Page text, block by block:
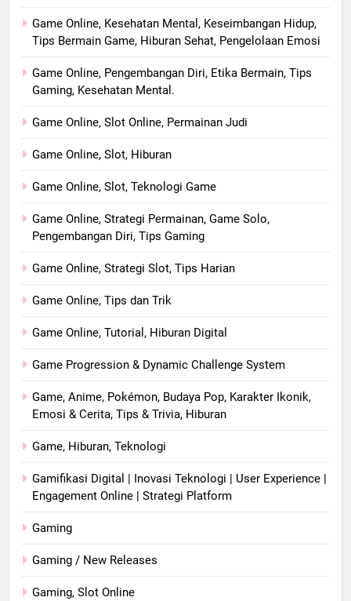
Game Online, Kesehatan Mental, Keseimbangan Hidup,
Tips Bermain Game, Hiburan Sehat, Pengelolaan Emosi
Game Online, Pengembangan Diri, Etika Bermain, Tips
Gaming, Kesehatan Mental.
Game Online, Slot Online, Permainan Judi
Game Online, Slot, Hiburan
Game Online, Slot, Teknologi Game
Game Online, Strategi Permainan, Game Solo,
Pengembangan Diri, Tips Gaming
Game Online, Strategi Slot, Tips Harian
Game Online, Tips dan Trik
Game Online, Tutorial, Hiburan Digital
Game Progression & Dynamic Challenge System
Game, Anime, Pokémon, Budaya Pop, Karakter Ikonik,
Emosi & Cerita, Tips & Trivia, Hiburan
Game, Hiburan, Teknologi
Gamifikasi Digital | Inovasi Teknologi | User Experience |
Engagement Online | Strategi Platform
Gaming
Gaming / New Releases
Gaming, Slot Online